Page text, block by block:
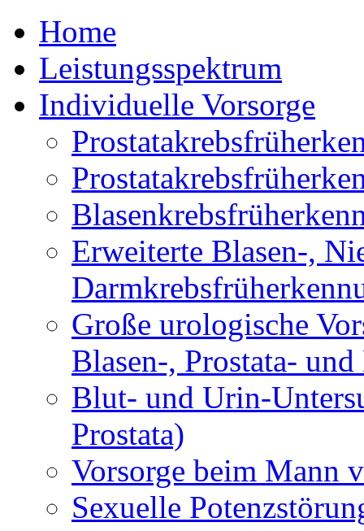
Home
Leistungsspektrum
Individuelle Vorsorge
Erweiterte Blasen-,
Große urologische
Blasen-, Prostata-
Blut- und Urin-
Prostata)
Vorsorge beim Mann
Sexuelle